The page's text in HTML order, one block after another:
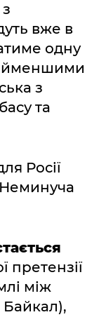
вже в
одну
з
та
Росії
претензії
між